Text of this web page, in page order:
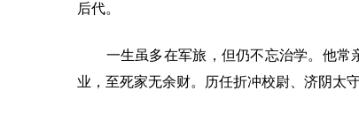
后代。
一生虽多在军旅，但仍不忘治学。他常
业，至死家无余财。历任折冲校尉、济阴太